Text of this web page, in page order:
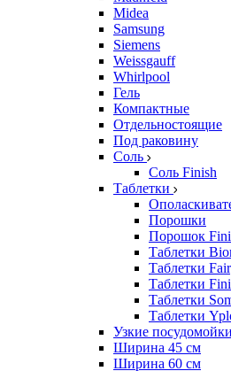
Midea
Samsung
Siemens
Weissgauff
Whirlpool
Гель
Компактные
Отдельностоящие
Под раковину
Соль
Соль Finish
Таблетки
Порошки
Порошок
Таблетки
Таблетки
Таблетки
Таблетки
Таблетки
Узкие посудомойки
Ширина 45 см
Ширина 60 см